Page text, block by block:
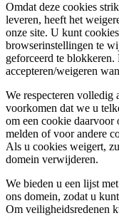
Omdat deze cookies
leveren, heeft het
onze site. U kunt
browserinstellingen te
geforceerd te
accepteren/weigeren
We respecteren volledig
voorkomen dat we u
om een cookie
melden of voor andere
Als u cookies weigert,
domein verwijderen.
We bieden u een lijst
ons domein, zodat u
Om veiligheidsredenen